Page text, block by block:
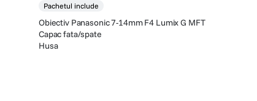
Pachetul include
Obiectiv Panasonic 7-14mm F4 Lumix G MFT
Capac fata/spate
Husa